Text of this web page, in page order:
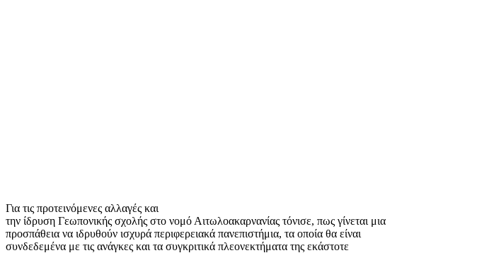
Για τις προτεινόμενες αλλαγές και
την ίδρυση Γεωπονικής σχολής στο νομό Αιτωλοακαρνανίας τόνισε, πως γίνεται μια
προσπάθεια να ιδρυθούν ισχυρά περιφερειακά πανεπιστήμια, τα οποία θα είναι
συνδεδεμένα με τις ανάγκες και τα συγκριτικά πλεονεκτήματα της εκάστοτε